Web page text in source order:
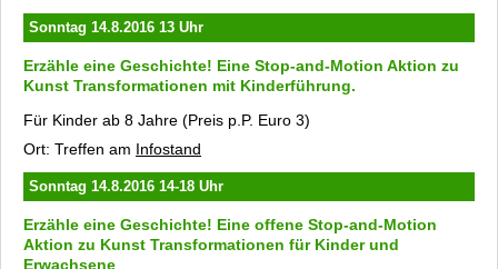
Sonntag 14.8.2016 13 Uhr
Erzähle eine Geschichte! Eine Stop-and-Motion Aktion zu
Kunst Transformationen mit Kinderführung.
Für Kinder ab 8 Jahre (Preis p.P. Euro 3)
Ort: Treffen am Infostand
Sonntag 14.8.2016 14-18 Uhr
Erzähle eine Geschichte! Eine offene Stop-and-Motion
Aktion zu Kunst Transformationen für Kinder und
Erwachsene